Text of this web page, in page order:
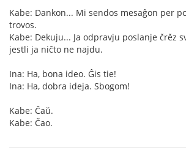
Kabe: Dankon... Mi sendos mesaĝon per
trovos.
Kabe: Dekuju... Ja odpravju poslanje črěz
jestli ja ničto ne najdu.
Ina: Ha, bona ideo. Ĝis tie!
Ina: Ha, dobra ideja. Sbogom!
Kabe: Ĉaŭ.
Kabe: Čao.